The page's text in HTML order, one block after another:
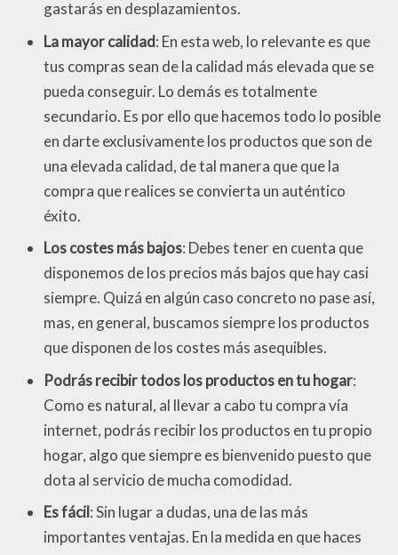
gastarás en desplazamientos.
La mayor calidad: En esta web, lo relevante es que
tus compras sean de la calidad más elevada que se
pueda conseguir. Lo demás es totalmente
secundario. Es por ello que hacemos todo lo posible
en darte exclusivamente los productos que son de
una elevada calidad, de tal manera que que la
compra que realices se convierta un auténtico
éxito.
Los costes más bajos: Debes tener en cuenta que
disponemos de los precios más bajos que hay casi
siempre. Quizá en algún caso concreto no pase así,
mas, en general, buscamos siempre los productos
que disponen de los costes más asequibles.
Podrás recibir todos los productos en tu hogar:
Como es natural, al llevar a cabo tu compra vía
internet, podrás recibir los productos en tu propio
hogar, algo que siempre es bienvenido puesto que
dota al servicio de mucha comodidad.
Es fácil: Sin lugar a dudas, una de las más
importantes ventajas. En la medida en que haces